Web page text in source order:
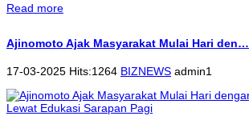
Read more
Ajinomoto Ajak Masyarakat Mulai Hari den…
17-03-2025 Hits:1264 BIZNEWS admin1